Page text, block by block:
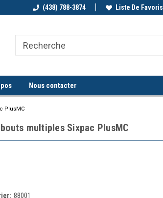
de 100$ Appelez-nous!
(438) 788-3874 Liste De Favoris
Nous contacter
PlusMC
multiples Sixpac PlusMC
88001